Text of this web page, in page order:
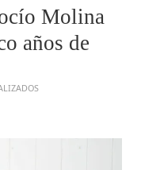
Molina
años de